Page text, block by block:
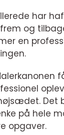
har
og
en
Det
på hele
opgaver.